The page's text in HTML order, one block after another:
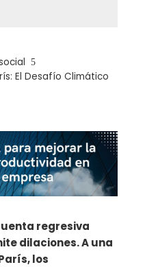
El Desafío Climático
regresiva
dilaciones. A una
los